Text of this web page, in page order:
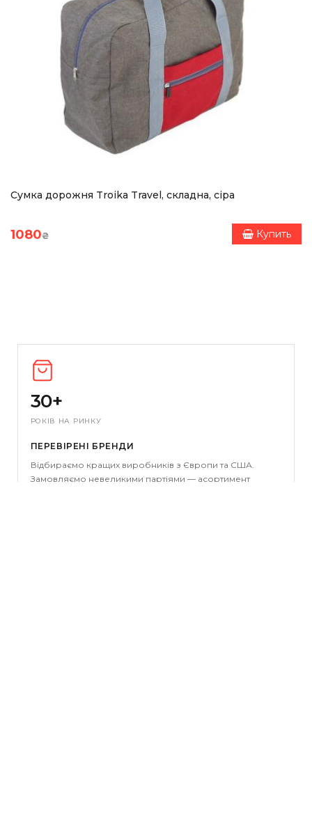
Сумка дорожня Troika Travel, складна, сіра
1080₴ Купить
30+
РОКІВ НА РИНКУ
ПЕРЕВІРЕНІ БРЕНДИ
Відбираємо кращих виробників з Європи та США.
Замовляємо невеликими партіями — асортимент